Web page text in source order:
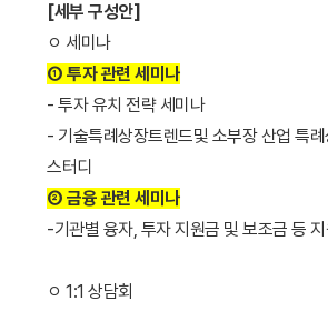
[세부 구성안]
ㅇ 세미나
① 투자 관련 세미나
- 투자 유치 전략 세미나
- 기술특례상장트렌드및 소부장 산업 특
스터디
② 금융 관련 세미나
-기관별 융자, 투자 지원금 및 보조금 등
ㅇ 1:1 상담회